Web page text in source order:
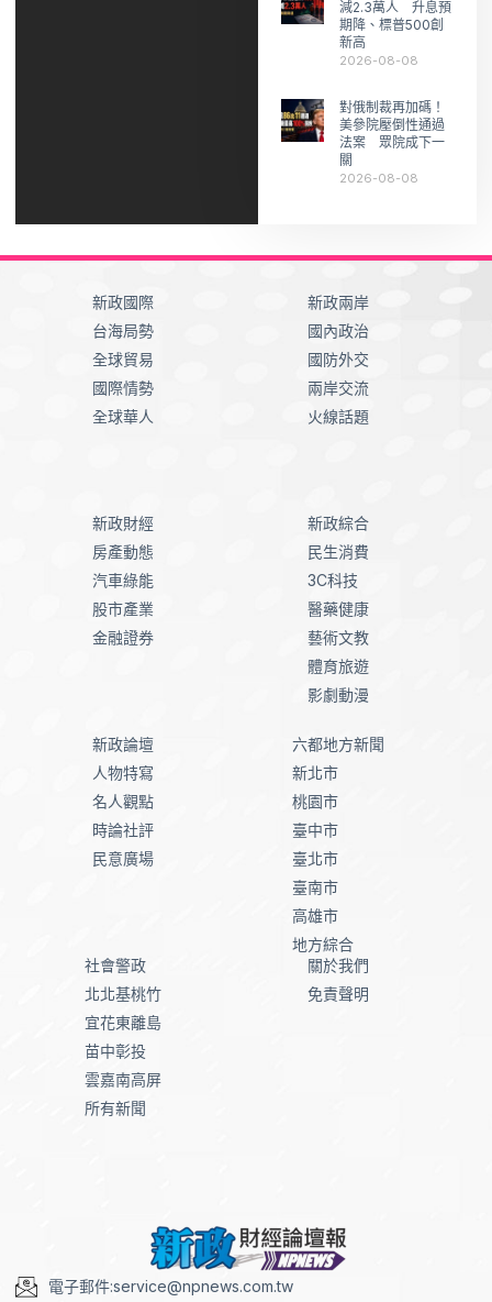
減2.3萬人 升息預
期降、標普500創
新高
2026-08-08
對俄制裁再加碼！
美參院壓倒性通過
法案 眾院成下一
關
2026-08-08
新政國際
台海局勢
全球貿易
國際情勢
全球華人
新政兩岸
國內政治
國防外交
兩岸交流
火線話題
新政財經
房產動態
汽車綠能
股市產業
金融證券
新政綜合
民生消費
3C科技
醫藥健康
藝術文教
體育旅遊
影劇動漫
新政論壇
人物特寫
名人觀點
時論社評
民意廣場
六都地方新聞
新北市
桃園市
臺中市
臺北市
臺南市
高雄市
地方綜合
社會警政
北北基桃竹
宜花東離島
苗中彰投
雲嘉南高屏
所有新聞
關於我們
免責聲明
電子郵件:service@npnews.com.tw